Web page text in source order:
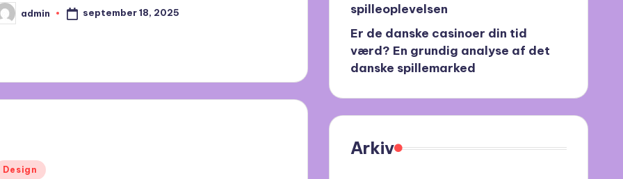
admin september 18, 2025
Design
spilleoplevelsen
Er de danske casinoer din tid
værd? En grundig analyse af det
danske spillemarked
Arkiv